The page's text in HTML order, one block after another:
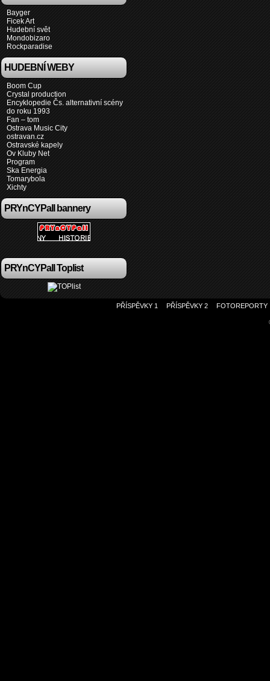
Bayger
Ficek Art
Hudební svět
Mondobizaro
Rockparadise
HUDEBNÍ WEBY
Boom Cup
Crystal production
Encyklopedie Čs. alternativní scény
do roku 1993
Fan – tom
Ostrava Music City
ostravan.cz
Ostravské kapely
Ov Kluby Net
Program
Ska Energia
Tomarybola
Xichty
PRYnCYPall bannery
PRYnCYPall Toplist
PŘÍSPĚVKY 1 PŘÍSPĚVKY 2 FOTOREPORTY